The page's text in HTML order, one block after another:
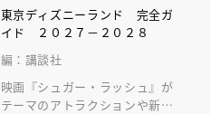
東京ディズニーランド 完全ガ
イド ２０２７－２０２８
編：講談社
映画『シュガー・ラッシュ』が
テーマのアトラクションや新生